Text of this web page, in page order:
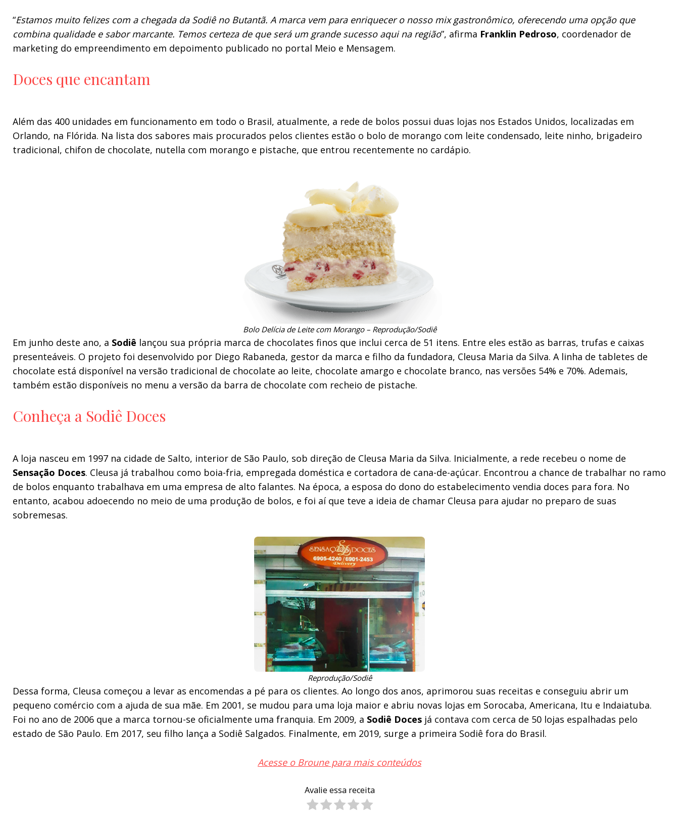
“Estamos muito felizes com a chegada da Sodiê no Butantã. A marca vem para enriquecer o nosso mix gastronômico, oferecendo uma opção que
combina qualidade e sabor marcante. Temos certeza de que será um grande sucesso aqui na região”, afirma Franklin Pedroso, coordenador de
marketing do empreendimento em depoimento publicado no portal Meio e Mensagem.
Doces que encantam
Além das 400 unidades em funcionamento em todo o Brasil, atualmente, a rede de bolos possui duas lojas nos Estados Unidos, localizadas em
Orlando, na Flórida. Na lista dos sabores mais procurados pelos clientes estão o bolo de morango com leite condensado, leite ninho, brigadeiro
tradicional, chifon de chocolate, nutella com morango e pistache, que entrou recentemente no cardápio.
Bolo Delícia de Leite com Morango – Reprodução/Sodiê
Em junho deste ano, a Sodiê lançou sua própria marca de chocolates finos que inclui cerca de 51 itens. Entre eles estão as barras, trufas e caixas
presenteáveis. O projeto foi desenvolvido por Diego Rabaneda, gestor da marca e filho da fundadora, Cleusa Maria da Silva. A linha de tabletes de
chocolate está disponível na versão tradicional de chocolate ao leite, chocolate amargo e chocolate branco, nas versões 54% e 70%. Ademais,
também estão disponíveis no menu a versão da barra de chocolate com recheio de pistache.
Conheça a Sodiê Doces
A loja nasceu em 1997 na cidade de Salto, interior de São Paulo, sob direção de Cleusa Maria da Silva. Inicialmente, a rede recebeu o nome de
Sensação Doces. Cleusa já trabalhou como boia-fria, empregada doméstica e cortadora de cana-de-açúcar. Encontrou a chance de trabalhar no ramo
de bolos enquanto trabalhava em uma empresa de alto falantes. Na época, a esposa do dono do estabelecimento vendia doces para fora. No
entanto, acabou adoecendo no meio de uma produção de bolos, e foi aí que teve a ideia de chamar Cleusa para ajudar no preparo de suas
sobremesas.
Reprodução/Sodiê
Dessa forma, Cleusa começou a levar as encomendas a pé para os clientes. Ao longo dos anos, aprimorou suas receitas e conseguiu abrir um
pequeno comércio com a ajuda de sua mãe. Em 2001, se mudou para uma loja maior e abriu novas lojas em Sorocaba, Americana, Itu e Indaiatuba.
Foi no ano de 2006 que a marca tornou-se oficialmente uma franquia. Em 2009, a Sodiê Doces já contava com cerca de 50 lojas espalhadas pelo
estado de São Paulo. Em 2017, seu filho lança a Sodiê Salgados. Finalmente, em 2019, surge a primeira Sodiê fora do Brasil.
Acesse o Broune para mais conteúdos
Avalie essa receita